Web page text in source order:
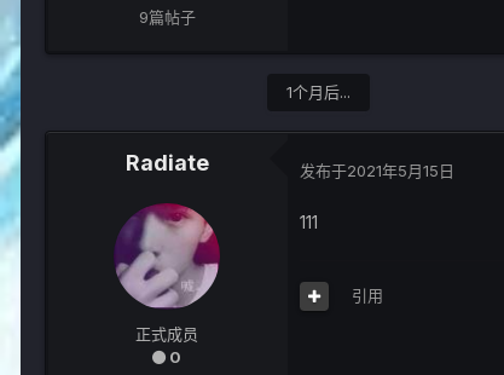
9篇帖子
1个月后...
Radiate
正式成员
0
发布于2021年5月15日
111
引用